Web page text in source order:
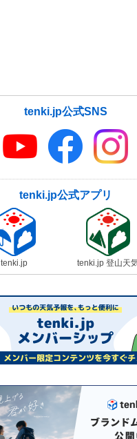
tenki.jp公式SNS
tenki.jp公式アプリ
tenki.jp tenki.jp 登山天